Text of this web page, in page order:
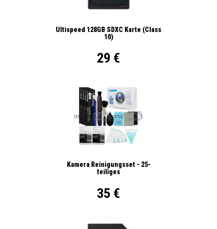
Ultispeed 128GB SDXC Karte (Class
10)
29 €
Kamera Reinigungsset - 25-
teiliges
35 €